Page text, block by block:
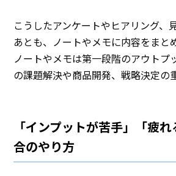
こうしたアンケートやヒアリング、
あとも、ノートやメモに内容をまと
ノートやメモは第一段階のアウトプ
の課題解決や商品開発、戦略決定の
「インプットが苦手」「疲
合のやり方